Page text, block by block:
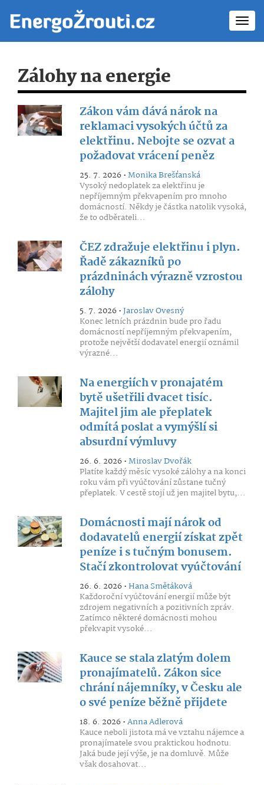
Zálohy na energie
Zákon vám dává nárok na
reklamaci vysokých účtů za
elektřinu. Nebojte se ozvat a
požadovat vrácení peněz
25. 7. 2026 •Monika Brešťanská
Vysoký nedoplatek za elektřinu je
nepříjemným překvapením pro mnoho
domácností. Někdy je částka natolik vysoká,
že to odběrateli...
ČEZ zdražuje elektřinu i plyn.
Řadě zákazníků po
prázdninách výrazně vzrostou
zálohy
5. 7. 2026 •Jaroslav Ovesný
Konec letních prázdnin bude pro řadu
domácností nepříjemným překvapením,
protože největší dodavatel energií oznámil
výrazné...
Na energiích v pronajatém
bytě ušetřili dvacet tisíc.
Majitel jim ale přeplatek
odmítá poslat a vymýšlí si
absurdní výmluvy
26. 6. 2026 •Miroslav Dvořák
Platíte každý měsíc vysoké zálohy a na konci
roku vám při vyúčtování zůstane tučný
přeplatek. V cestě stojí už jen majitel bytu,...
Domácnosti mají nárok od
dodavatelů energií získat zpět
peníze i s tučným bonusem.
Stačí zkontrolovat vyúčtování
26. 6. 2026 •Hana Smětáková
Každoroční vyúčtování energií může být
zdrojem negativních a pozitivních zpráv.
Zatímco některé domácnosti mohou
překvapit vysoké...
Kauce se stala zlatým dolem
pronajímatelů. Zákon sice
chrání nájemníky, v Česku ale
o své peníze běžně přijdete
18. 6. 2026 •Anna Adlerová
Kauce neboli jistota má ve vztahu nájemce a
pronajímatele svou praktickou hodnotu.
Jaká bude její výše, je na domluvě. Může
však dosahovat...